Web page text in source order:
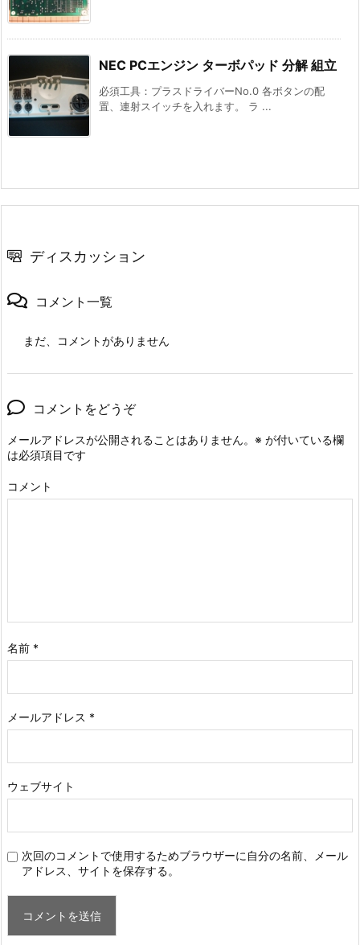
NEC PCエンジン ターボパッド 分解 組立
必須工具：プラスドライバーNo.0 各ボタンの配
置、連射スイッチを入れます。 ラ ...
ディスカッション
コメント一覧
まだ、コメントがありません
コメントをどうぞ
メールアドレスが公開されることはありません。 ※ が付いている欄
は必須項目です
コメント
名前 *
メールアドレス *
ウェブサイト
次回のコメントで使用するためブラウザーに自分の名前、メール
アドレス、サイトを保存する。